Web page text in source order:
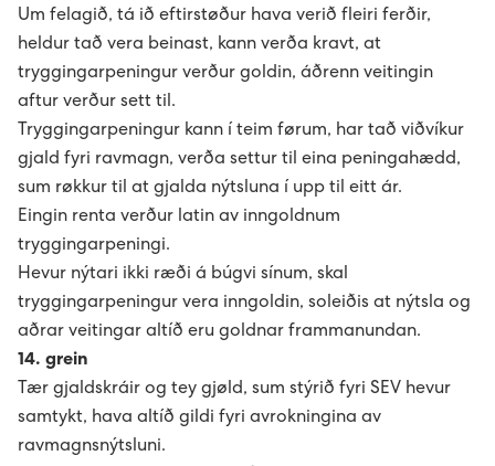
Um felagið, tá ið eftirstøður hava verið fleiri ferðir,
heldur tað vera beinast, kann verða kravt, at
tryggingarpeningur verður goldin, áðrenn veitingin
aftur verður sett til.
Tryggingarpeningur kann í teim førum, har tað viðvíkur
gjald fyri ravmagn, verða settur til eina peningahædd,
sum røkkur til at gjalda nýtsluna í upp til eitt ár.
Eingin renta verður latin av inngoldnum
tryggingarpeningi.
Hevur nýtari ikki ræði á búgvi sínum, skal
tryggingarpeningur vera inngoldin, soleiðis at nýtsla og
aðrar veitingar altíð eru goldnar frammanundan.
14. grein
Tær gjaldskráir og tey gjøld, sum stýrið fyri SEV hevur
samtykt, hava altíð gildi fyri avrokningina av
ravmagnsnýtsluni.